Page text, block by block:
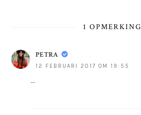
1 OPMERKING
PETRA
12 FEBRUARI 2017 OM 19:55
...